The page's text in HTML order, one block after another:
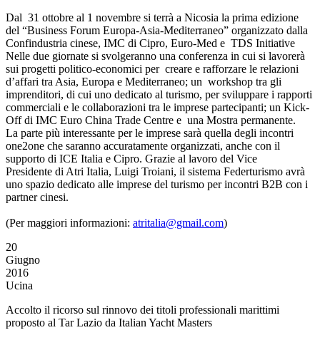
Dal 31 ottobre al 1 novembre si terrà a Nicosia la prima edizione
del “Business Forum Europa-Asia-Mediterraneo” organizzato dalla
Confindustria cinese, IMC di Cipro, Euro-Med e TDS Initiative
Nelle due giornate si svolgeranno una conferenza in cui si lavorerà
sui progetti politico-economici per creare e rafforzare le relazioni
d’affari tra Asia, Europa e Mediterraneo; un workshop tra gli
imprenditori, di cui uno dedicato al turismo, per sviluppare i rapporti
commerciali e le collaborazioni tra le imprese partecipanti; un Kick-
Off di IMC Euro China Trade Centre e una Mostra permanente.
La parte più interessante per le imprese sarà quella degli incontri
one2one che saranno accuratamente organizzati, anche con il
supporto di ICE Italia e Cipro. Grazie al lavoro del Vice
Presidente di Atri Italia, Luigi Troiani, il sistema Federturismo avrà
uno spazio dedicato alle imprese del turismo per incontri B2B con i
partner cinesi.
(Per maggiori informazioni: atritalia@gmail.com)
20
Giugno
2016
Ucina
Accolto il ricorso sul rinnovo dei titoli professionali marittimi
proposto al Tar Lazio da Italian Yacht Masters